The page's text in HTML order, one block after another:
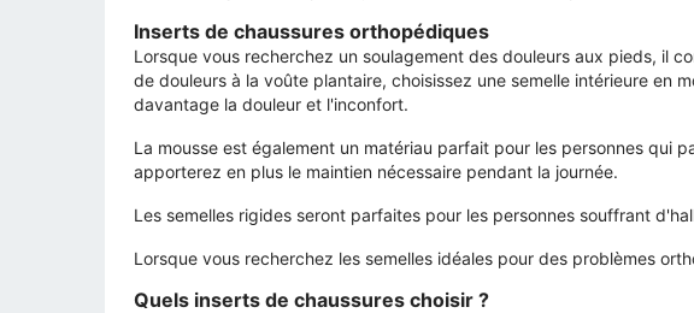
Inserts de chaussures orthopédiques
Lorsque vous recherchez un soulagement des douleurs aux pieds, il
de douleurs à la voûte plantaire, choisissez une semelle intérieure en
davantage la douleur et l'inconfort.
La mousse est également un matériau parfait pour les personnes qui
apporterez en plus le maintien nécessaire pendant la journée.
Les semelles rigides seront parfaites pour les personnes souffrant
Lorsque vous recherchez les semelles idéales pour des problèmes
Quels inserts de chaussures choisir ?